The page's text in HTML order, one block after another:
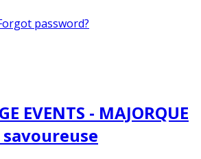
password?
EVENTS - MAJORQUE